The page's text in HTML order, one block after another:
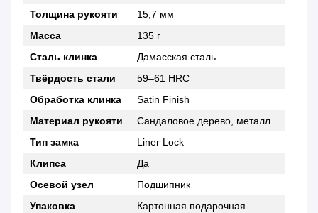
Толщина рукояти
15,7 мм
Масса
135 г
Сталь клинка
Дамасская сталь
Твёрдость стали
59–61 HRC
Обработка клинка
Satin Finish
Материал рукояти
Сандаловое дерево, металл
Тип замка
Liner Lock
Клипса
Да
Осевой узел
Подшипник
Упаковка
Картонная подарочная